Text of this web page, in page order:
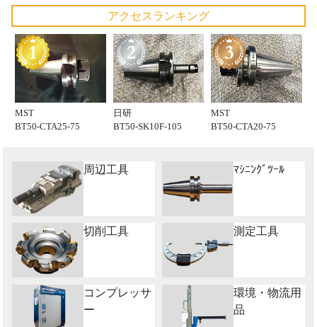
アクセスランキング
MST
BT50-CTA25-75
日研
BT50-SK10F-105
MST
BT50-CTA20-75
周辺工具 ﾏｼﾆﾝｸﾞﾂｰﾙ
切削工具 測定工具
コンプレッサ
ー
環境・物流用
品